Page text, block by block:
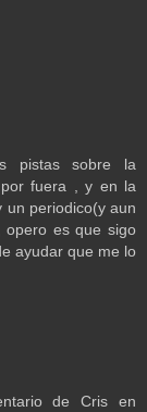
pistas sobre la
por fuera , y en la
un periodico(y aun
opero es que sigo
ayudar que me lo
de Cris en